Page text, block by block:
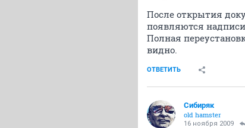
После открытия
появляются
Полная
видно.
ОТВЕТИТЬ
Сибиряк
old hamster
16 ноября 2009